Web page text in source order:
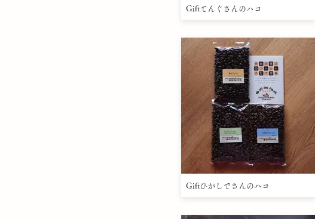
Giftてんぐさんのハコ
Giftひがしでさんのハコ